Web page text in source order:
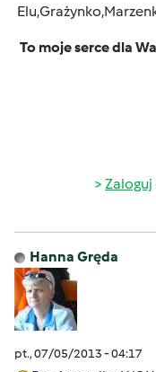
To moje serce dla
Zaloguj
Hanna Gręda
pt., 07/05/2013 - 04:17